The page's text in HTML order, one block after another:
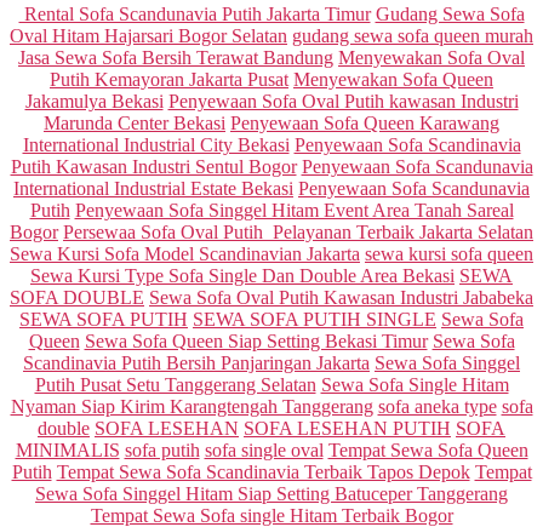
Categories
Rental Sofa Scandunavia Putih Jakarta Timur Gudang Sewa Sofa
Oval Hitam Hajarsari Bogor Selatan gudang sewa sofa queen murah
Jasa Sewa Sofa Bersih Terawat Bandung Menyewakan Sofa Oval
Putih Kemayoran Jakarta Pusat Menyewakan Sofa Queen
Jakamulya Bekasi Penyewaan Sofa Oval Putih kawasan Industri
Marunda Center Bekasi Penyewaan Sofa Queen Karawang
International Industrial City Bekasi Penyewaan Sofa Scandinavia
Putih Kawasan Industri Sentul Bogor Penyewaan Sofa Scandunavia
International Industrial Estate Bekasi Penyewaan Sofa Scandunavia
Putih Penyewaan Sofa Singgel Hitam Event Area Tanah Sareal
Bogor Persewaa Sofa Oval Putih Pelayanan Terbaik Jakarta Selatan
Sewa Kursi Sofa Model Scandinavian Jakarta sewa kursi sofa queen
Sewa Kursi Type Sofa Single Dan Double Area Bekasi SEWA
SOFA DOUBLE Sewa Sofa Oval Putih Kawasan Industri Jababeka
SEWA SOFA PUTIH SEWA SOFA PUTIH SINGLE Sewa Sofa
Queen Sewa Sofa Queen Siap Setting Bekasi Timur Sewa Sofa
Scandinavia Putih Bersih Panjaringan Jakarta Sewa Sofa Singgel
Putih Pusat Setu Tanggerang Selatan Sewa Sofa Single Hitam
Nyaman Siap Kirim Karangtengah Tanggerang sofa aneka type sofa
double SOFA LESEHAN SOFA LESEHAN PUTIH SOFA
MINIMALIS sofa putih sofa single oval Tempat Sewa Sofa Queen
Putih Tempat Sewa Sofa Scandinavia Terbaik Tapos Depok Tempat
Sewa Sofa Singgel Hitam Siap Setting Batuceper Tanggerang
Tempat Sewa Sofa single Hitam Terbaik Bogor